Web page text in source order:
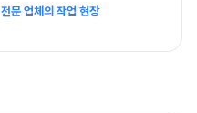
문 업체의 작업 현장